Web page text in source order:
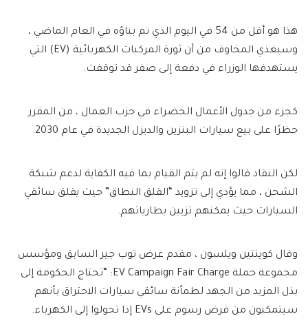
هذا هو أقل من 54 في اليوم الذي تم بناؤه في العام الماضي ،
وسيغذي المخاوف من أن ثورة المركبات الكهربائية (EV) التي
يستهدفها الوزراء في دفعة إلى صفر قد توقفت.
كجزء من جدول الأعمال الخضراء في حزب العمال ، من المقرر
حظرًا على بيع سيارات البنزين والديزل الجديدة في عام 2030.
لكن النقاد قالوا إنه لم يتم القيام بما فيه الكفاية لدعم شبكة
الشحن ، مما يؤدي إلى تزويد “القلق النطاق” حيث يقلق سائقي
السيارات حيث يمكنهم تزيين بطارياتهم.
وقال كوينتين ويلسون ، مقدم عرض توب جير السابق ومؤسس
مجموعة حملة EV Campaign Fair Charge: “تحتاج الحكومة إلى
بذل المزيد من الجهد لطمأنة سائقي سيارات الاحتراق بأنهم
سيتمكنون من فرض رسوم على EVs إذا تحولوا إلى الكهرباء.